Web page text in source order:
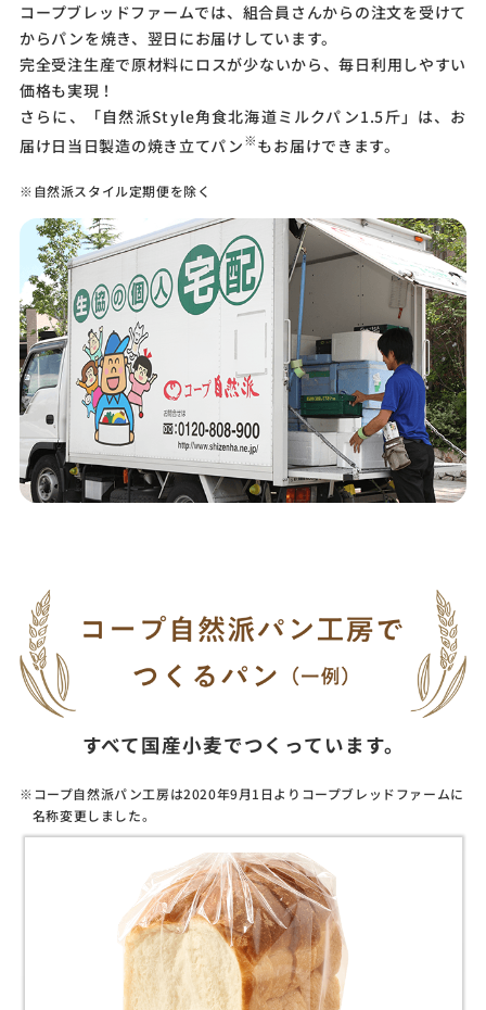
まろやかな深い味わい。
コープブレッドファームでは、組合員さんからの注文を受けて
からパンを焼き、翌日にお届けしています。
完全受注生産で原材料にロスが少ないから、毎日利用しやすい
価格も実現！
さらに、「自然派Style角食北海道ミルクパン1.5斤」は、お
届け日当日製造の焼き立てパン※もお届けできます。
※自然派スタイル定期便を除く
すべて国産小麦でつくっています。
※コープ自然派パン工房は2020年9月1日よりコープブレッドファームに
名称変更しました。